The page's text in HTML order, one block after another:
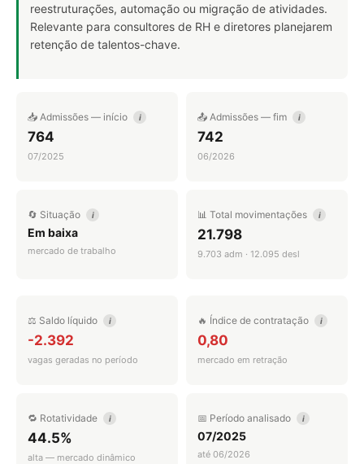
reestruturações, automação ou migração de atividades.
Relevante para consultores de RH e diretores planejarem
retenção de talentos-chave.
📥 Admissões — início i
764
07/2025
📤 Admissões — fim i
742
06/2026
🔄 Situação i
Em baixa
mercado de trabalho
📊 Total movimentações i
21.798
9.703 adm · 12.095 desl
⚖️ Saldo líquido i
-2.392
vagas geradas no período
🔥 Índice de contratação i
0,80
mercado em retração
🔁 Rotatividade i
44.5%
alta — mercado dinâmico
📅 Período analisado i
07/2025
até 06/2026